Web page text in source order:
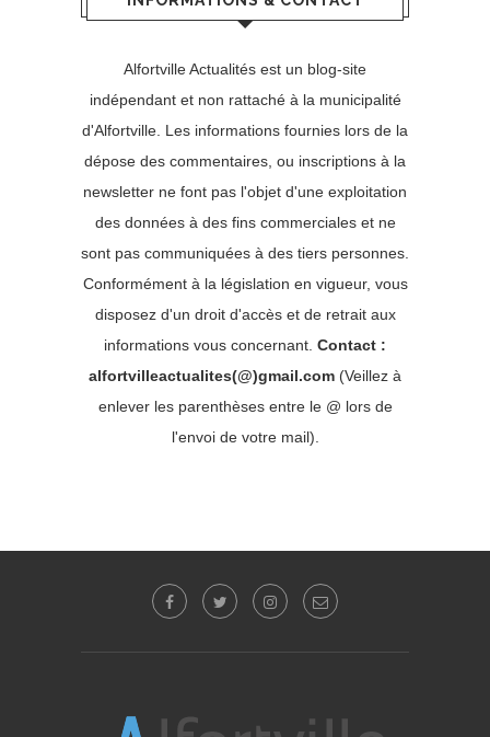
Alfortville Actualités est un blog-site
indépendant et non rattaché à la municipalité
d'Alfortville. Les informations fournies lors de la
dépose des commentaires, ou inscriptions à la
newsletter ne font pas l'objet d'une exploitation
des données à des fins commerciales et ne
sont pas communiquées à des tiers personnes.
Conformément à la législation en vigueur, vous
disposez d'un droit d'accès et de retrait aux
informations vous concernant. Contact :
alfortvilleactualites(@)gmail.com (Veillez à
enlever les parenthèses entre le @ lors de
l'envoi de votre mail).